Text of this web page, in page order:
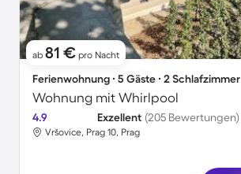
ab 81 € pro Nacht
Ferienwohnung ∙ 5 Gäste ∙ 2 Schlafzimmer
Wohnung mit Whirlpool
4.9 Exzellent (205 Bewertungen)
Vršovice, Prag 10, Prag